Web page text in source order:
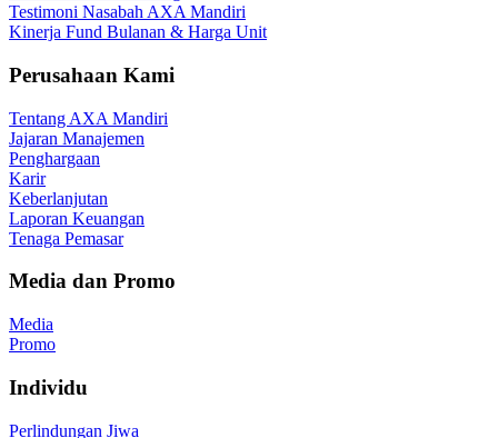
Testimoni Nasabah AXA Mandiri
Kinerja Fund Bulanan & Harga Unit
Perusahaan Kami
Tentang AXA Mandiri
Jajaran Manajemen
Penghargaan
Karir
Keberlanjutan
Laporan Keuangan
Tenaga Pemasar
Media dan Promo
Media
Promo
Individu
Perlindungan Jiwa